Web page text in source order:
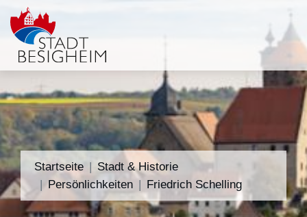
Startseite
Stadt & Historie
Persönlichkeiten
Friedrich Schelling